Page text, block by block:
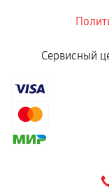
Сервисный